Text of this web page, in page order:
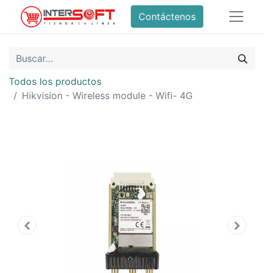
Contáctenos
Todos los productos
Hikvision - Wireless module - Wifi- 4G